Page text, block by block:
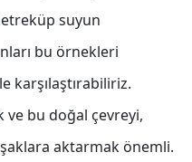
suyun
bu örnekleri
karşılaştırabiliriz.
ve bu doğal çevreyi,
aktarmak önemli.